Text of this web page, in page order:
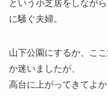
という小芝居をしなが
に騒ぐ夫婦。
山下公園にするか、こ
か迷いましたが、
高台に上がってきてよ